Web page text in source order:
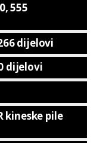
555
dijelovi
dijelovi
kineske pile